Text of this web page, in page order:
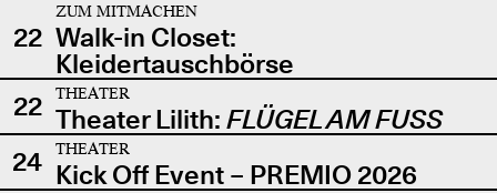
22
ZUM MITMACHEN
Walk-in Closet:
Kleidertauschbörse
22
THEATER
Theater Lilith: FLÜGEL AM FUSS
24
THEATER
Kick Off Event – PREMIO 2026